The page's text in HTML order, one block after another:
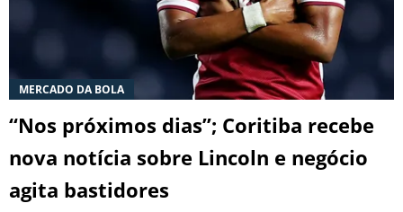
MERCADO DA BOLA
“Nos próximos dias”; Coritiba recebe
nova notícia sobre Lincoln e negócio
agita bastidores